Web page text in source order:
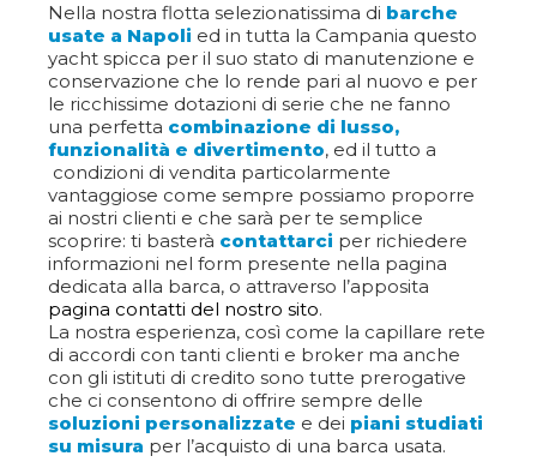
Nella nostra flotta selezionatissima di barche
usate a Napoli ed in tutta la Campania questo
yacht spicca per il suo stato di manutenzione e
conservazione che lo rende pari al nuovo e per
le ricchissime dotazioni di serie che ne fanno
una perfetta combinazione di lusso,
funzionalità e divertimento, ed il tutto a
condizioni di vendita particolarmente
vantaggiose come sempre possiamo proporre
ai nostri clienti e che sarà per te semplice
scoprire: ti basterà contattarci per richiedere
informazioni nel form presente nella pagina
dedicata alla barca, o attraverso l’apposita
pagina contatti del nostro sito.
La nostra esperienza, così come la capillare rete
di accordi con tanti clienti e broker ma anche
con gli istituti di credito sono tutte prerogative
che ci consentono di offrire sempre delle
soluzioni personalizzate e dei piani studiati
su misura per l’acquisto di una barca usata.